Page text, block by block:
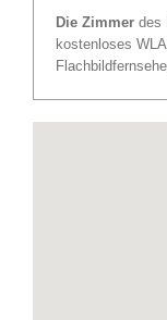
Die Zimmer des
kostenloses